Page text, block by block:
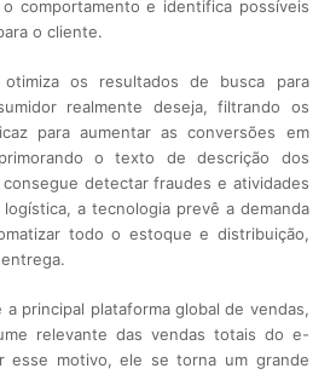
comportamento e identifica possíveis
o cliente.
otimiza os resultados de busca para
realmente deseja, filtrando os
para aumentar as conversões em
o texto de descrição dos
detectar fraudes e atividades
a tecnologia prevê a demanda
todo o estoque e distribuição,
a principal plataforma global de vendas,
relevante das vendas totais do e-
esse motivo, ele se torna um grande